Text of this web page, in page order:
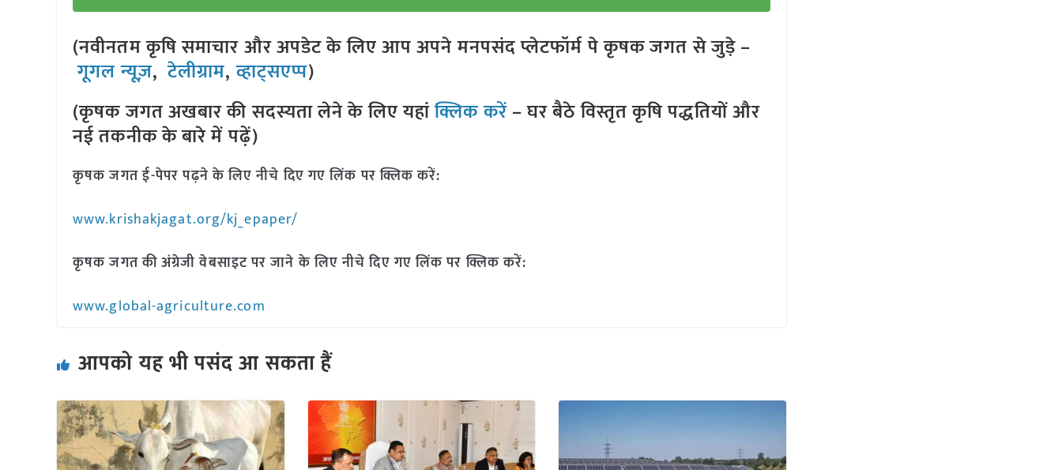
(नवीनतम कृषि समाचार और अपडेट के लिए आप अपने मनपसंद प्लेटफॉर्म पे कृषक जगत से जुड़े –
गूगल न्यूज़,टेलीग्राम,व्हाट्सएप्प)
(कृषक जगत अखबार की सदस्यता लेने के लिए यहांक्लिक करें– घर बैठे विस्तृत कृषि पद्धतियों और
नई तकनीक के बारे में पढ़ें)
कृषक जगत ई-पेपर पढ़ने के लिए नीचे दिए गए लिंक पर क्लिक करें:
www.krishakjagat.org/kj_epaper/
कृषक जगत की अंग्रेजी वेबसाइट पर जाने के लिए नीचे दिए गए लिंक पर क्लिक करें:
www.global-agriculture.com
आपको यह भी पसंद आ सकता हैं